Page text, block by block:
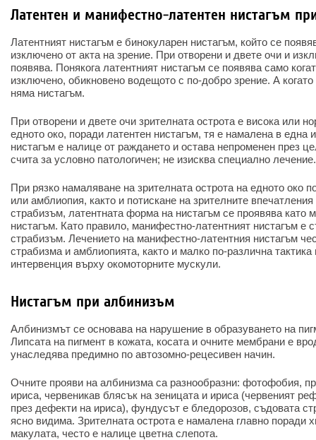
Латентен и манифестно-латентен нистагъм
Латентният нистагъм е бинокуларен нистагъм, който се
изключено от акта на зрение. При отворени и двете очи и
появява. Понякога латентният нистагъм се появява само
изключено, обикновено водещото с по-добро зрение. А
няма нистагъм.
При отворени и двете очи зрителната острота е висока или
едното око, поради латентен нистагъм, тя е намалена в една
нистагъм е налице от раждането и остава непроменен през
счита за условно патологичен; не изисква специално лечение.
При рязко намаляване на зрителната острота на едното око
или амблиопия, както и потискане на зрителните
страбизъм, латентната форма на нистагъм се проявява като
нистагъм. Като правило, манифестно-латентният нистагъм е
страбизъм. Лечението на манифестно-латентния нистагъм
страбизма и амблиопията, както и малко по-различна тактика
интервенция върху окомоторните мускули.
Нистагъм при албинизъм
Албинизмът се основава на нарушение в образуването на
Липсата на пигмент в кожата, косата и очните мембрани е
унаследява предимно по автозомно-рецесивен начин.
Очните прояви на албинизма са разнообразни: фотофобия,
ириса, червеникав блясък на зеницата и ириса (червеният
през дефекти на ириса), фундусът е бледорозов, съдовата
ясно видима. Зрителната острота е намалена главно поради
макулата, често е налице цветна слепота.